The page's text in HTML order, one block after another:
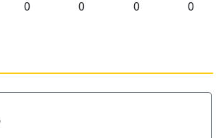
0 0 0 0